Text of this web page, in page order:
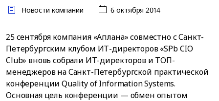
Новости компании
6 октября 2014
25 сентября компания «Аплана» совместно с Санкт-
Петербургским клубом ИТ-директоров «SPb CIO
Club» вновь собрали ИТ-директоров и ТОП-
менеджеров на Санкт-Петербургской практической
конференции Quality of Information Systems.
Основная цель конференции — обмен опытом